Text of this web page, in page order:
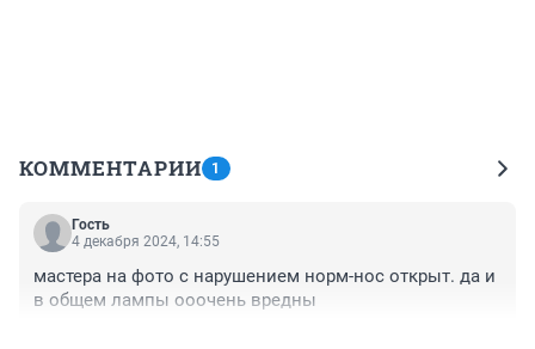
КОММЕНТАРИИ 1
Гость
4 декабря 2024, 14:55
мастера на фото с нарушением норм-нос открыт. да и
в общем лампы ооочень вредны